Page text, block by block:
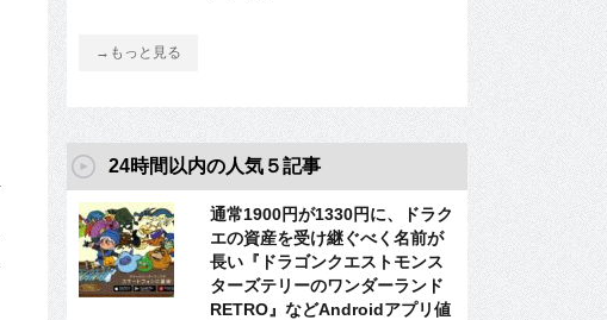
→もっと見る
24時間以内の人気５記事
通常1900円が1330円に、ドラク
エの資産を受け継ぐべく名前が
長い『ドラゴンクエストモンス
ターズテリーのワンダーランド
RETRO』などAndroidアプリ値